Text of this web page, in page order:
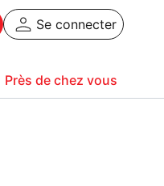
Se connecter
Près de chez vous